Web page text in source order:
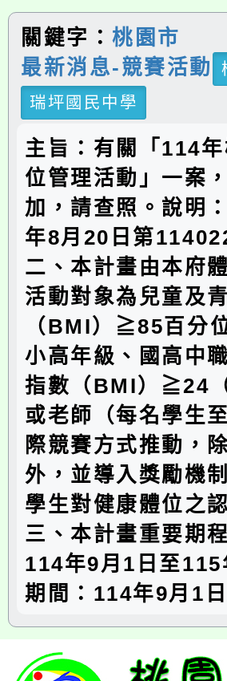
關鍵字：桃園市
最新消息-競賽活動
瑞坪國民中學
主旨：有關「114
位管理活動」一案
加，請查照。說明
年8月20日第
二、本計畫由本府
活動對象為兒童及
（BMI）≧85百分
小高年級、國高中
指數（BMI）≧24
或老師（每名學生
際競賽方式推動，
外，並導入獎勵機
學生對健康體位之
三、本計畫重要期
114年9月1日至
期間：114年9月1